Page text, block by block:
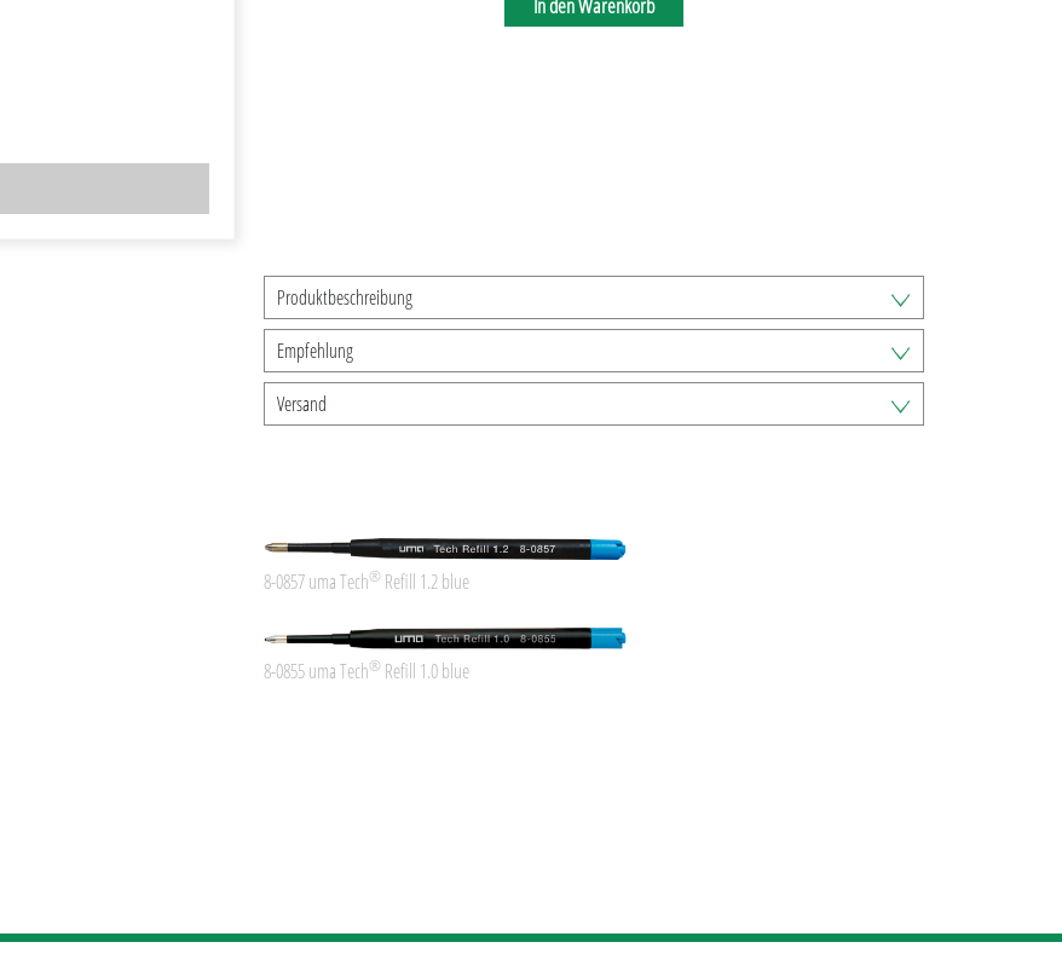
Produktbeschreibung
Empfehlung
Versand
8-0857 uma Tech® Refill 1.2 blue
8-0855 uma Tech® Refill 1.0 blue